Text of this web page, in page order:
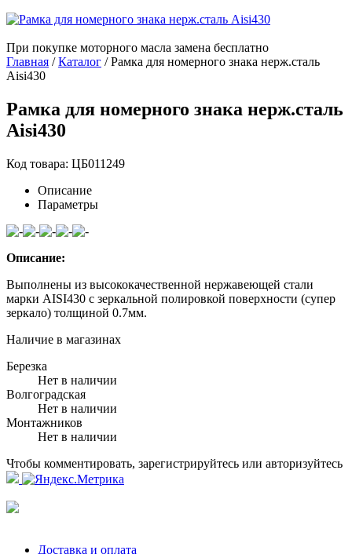
При покупке моторного масла замена бесплатно
Главная /Каталог /Рамка для номерного знака нерж.сталь
Aisi430
Рамка для номерного знака нерж.сталь
Aisi430
Код товара: ЦБ011249
Описание
Параметры
Описание:
Выполнены из высококачественной нержавеющей стали
марки AISI430 с зеркальной полировкой поверхности (супер
зеркало) толщиной 0.7мм.
Наличие в магазинах
Березка
Нет в наличии
Волгоградская
Нет в наличии
Монтажников
Нет в наличии
Чтобы комментировать, зарегистрируйтесь или авторизуйтесь
Доставка и оплата